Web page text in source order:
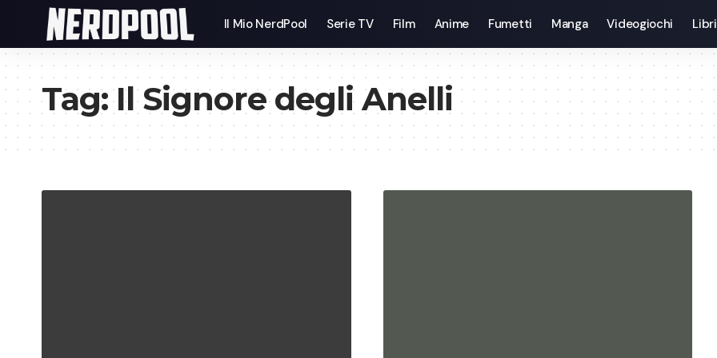
Il Mio NerdPool Serie TV Film Anime Fumetti Manga Videogiochi Libri
Tag:Il Signore degli Anelli